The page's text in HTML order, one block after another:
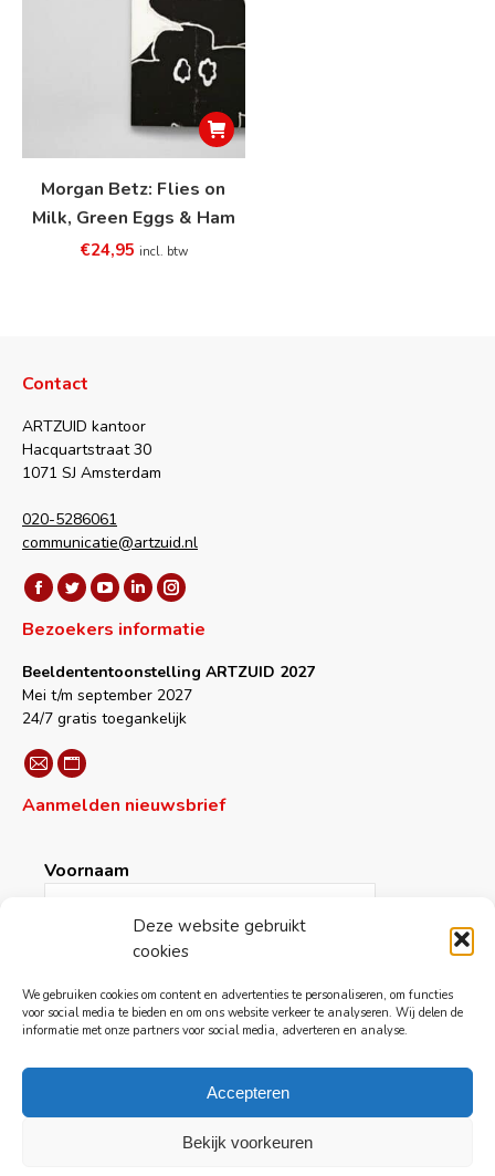
Deze website gebruikt
cookies
We gebruiken cookies om content en advertenties te personaliseren, om functies
voor social media te bieden en om ons website verkeer te analyseren. Wij delen de
informatie met onze partners voor social media, adverteren en analyse.
Accepteren
Bekijk voorkeuren
Morgan Betz: Flies on
Milk, Green Eggs & Ham
€24,95 incl. btw
Contact
ARTZUID kantoor
Hacquartstraat 30
1071 SJ Amsterdam
020-5286061
communicatie@artzuid.nl
Vind ons op:
Facebook
page
in
new
Twitter
page
new
YouTube
page
in
new
Linkedin
page
new
Instagram
page
in
new
Bezoekers informatie
Beeldententoonstelling ARTZUID 2027
Mei t/m september 2027
24/7 gratis toegankelijk
Vind ons op:
Mail
page
in
new
Website
page
new
Aanmelden nieuwsbrief
Voornaam
Achternaam